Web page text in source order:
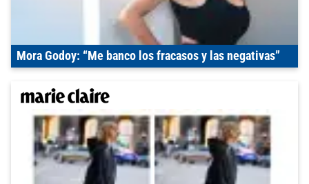
Mora Godoy: “Me banco los fracasos y las negativas”